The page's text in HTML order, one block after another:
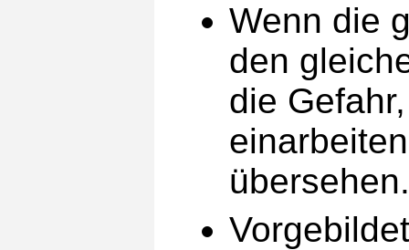
Wenn die
den
die